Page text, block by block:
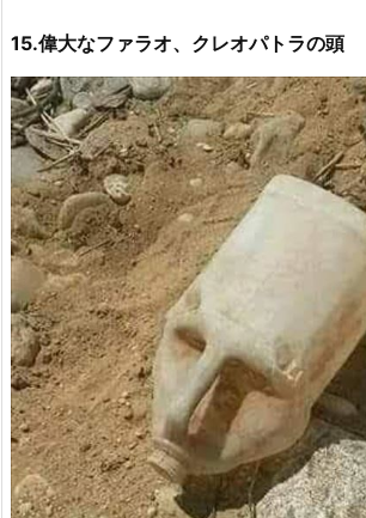
15.偉大なファラオ、クレオパトラの頭